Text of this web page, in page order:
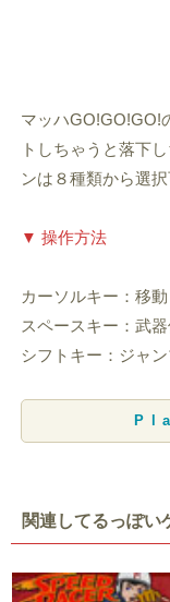
マッハGO!GO!GO!
トしちゃうと落下
ンは８種類から選択
▼ 操作方法
カーソルキー：移動
スペースキー：武器
シフトキー：ジャ
関連してるっぽい